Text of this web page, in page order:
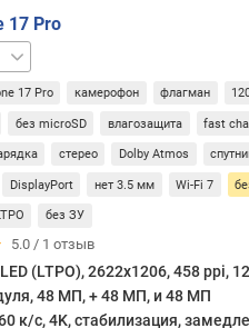
17 Pro
17 Pro камерофон флагман
без microSD влагозащита fast
стерео Dolby Atmos
DisplayPort нет 3.5 мм Wi-Fi 7
без ЗУ
5.0 / 1 отзыв
(LTPO), 2622x1206, 458 ppi,
48 МП, + 48 МП, и 48 МП
к/с, 4K, стабилизация,